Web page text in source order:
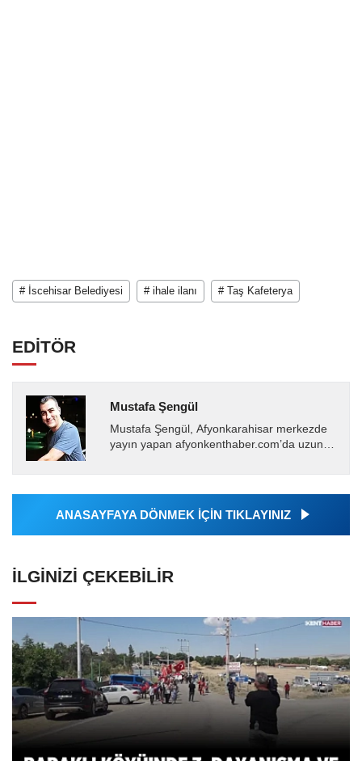
# İscehisar Belediyesi # ihale ilanı # Taş Kafeterya
EDİTÖR
Mustafa Şengül
Mustafa Şengül, Afyonkarahisar merkezde
yayın yapan afyonkenthaber.com’da uzun
almakta, haber akışı...
ANASAYFAYA DÖNMEK İÇİN TIKLAYINIZ
İLGINIZI ÇEKEBILIR